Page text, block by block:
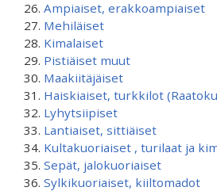
Ampiaiset, erakkoampiaiset
Mehiläiset
Kimalaiset
Pistiäiset muut
Maakiitäjäiset
Haiskiaiset, turkkilot
Lyhytsiipiset
Lantiaiset, sittiäiset
Kultakuoriaiset , turilaat ja
Sepät, jalokuoriaiset
Sylkikuoriaiset, kiiltomadot